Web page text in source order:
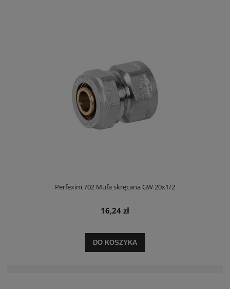
Perfexim 702 Mufa skręcana GW 20x1/2
16,24 zł
DO KOSZYKA